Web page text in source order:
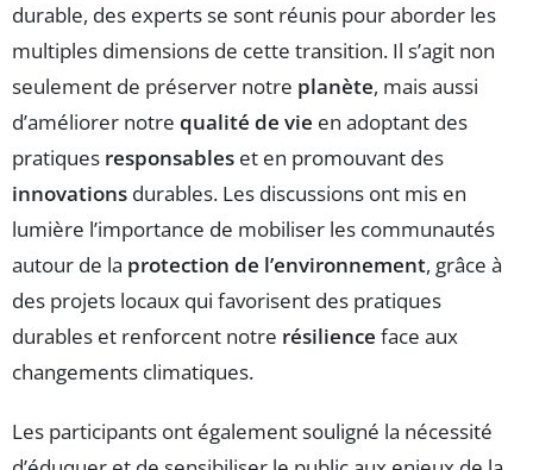
durable, des experts se sont réunis pour aborder les
multiples dimensions de cette transition. Il s’agit non
seulement de préserver notre planète, mais aussi
d’améliorer notre qualité de vie en adoptant des
pratiques responsables et en promouvant des
innovations durables. Les discussions ont mis en
lumière l’importance de mobiliser les communautés
autour de la protection de l’environnement, grâce à
des projets locaux qui favorisent des pratiques
durables et renforcent notre résilience face aux
changements climatiques.
Les participants ont également souligné la nécessité